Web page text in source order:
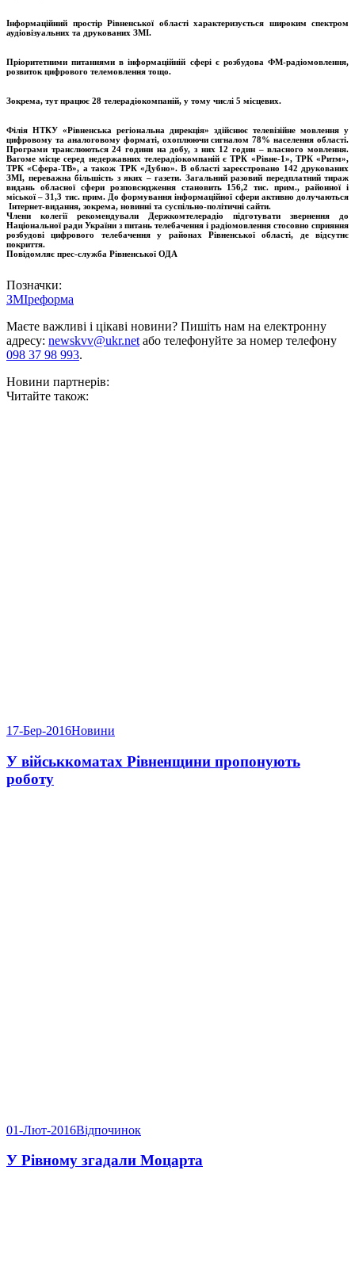
Інформаційний простір Рівненської області характеризується широким спектром
аудіовізуальних та друкованих ЗМІ.
Пріоритетними питаннями в інформаційній сфері є розбудова ФМ-радіомовлення,
розвиток цифрового телемовлення тощо.
Зокрема, тут працює 28 телерадіокомпаній, у тому числі 5 місцевих.
Філія НТКУ «Рівненська регіональна дирекція» здійснює телевізійне мовлення у
цифровому та аналоговому форматі, охоплюючи сигналом 78% населення області.
Програми транслюються 24 години на добу, з них 12 годин – власного мовлення.
Вагоме місце серед недержавних телерадіокомпаній є ТРК «Рівне-1», ТРК «Ритм»,
ТРК «Сфера-ТВ», а також ТРК «Дубно». В області зареєстровано 142 друкованих
ЗМІ, переважна більшість з яких – газети. Загальний разовий передплатний тираж
видань обласної сфери розповсюдження становить 156,2 тис. прим., районної і
міської – 31,3 тис. прим. До формування інформаційної сфери активно долучаються
Інтернет-видання, зокрема, новинні та суспільно-політичні сайти.
Члени
колегії рекомендували Держкомтелерадіо підготувати звернення до
Національної ради України з питань телебачення і радіомовлення стосовно сприяння
розбудові цифрового телебачення у районах Рівненської області, де відсутнє
покриття.
Повідомляє прес-служба Рівненської ОДА
Позначки:
ЗМІреформа
Маєте важливі і цікаві новини? Пишіть нам на електронну
адресу: newskvv@ukr.net або телефонуйте за номер телефону
098 37 98 993.
Новини партнерів:
Читайте також:
17-Бер-2016Новини
У військкоматах Рівненщини пропонують
роботу
01-Лют-2016Відпочинок
У Рівному згадали Моцарта